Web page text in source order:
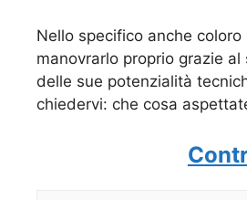
Nello specifico anche
manovrarlo proprio grazie
delle sue potenzialità
chiedervi: che cosa